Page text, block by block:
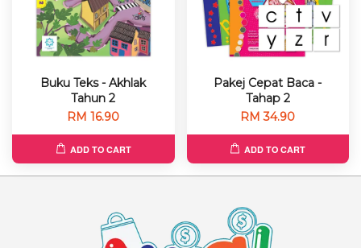
Buku Teks - Akhlak
Tahun 2
RM 16.90
ADD TO CART
Pakej Cepat Baca -
Tahap 2
RM 34.90
ADD TO CART